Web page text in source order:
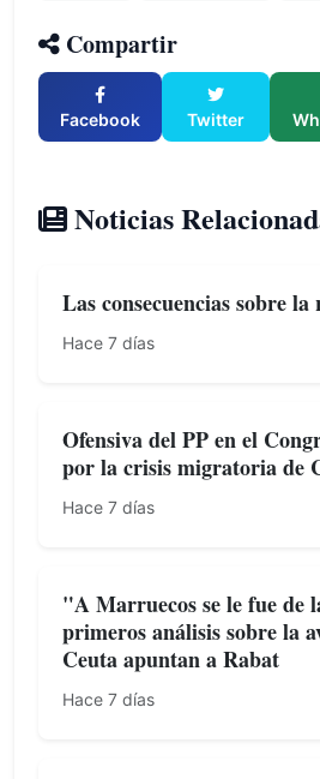
Compartir
Facebook Twitter
Noticias
Las consecuencias sobre
Hace 7 días
Ofensiva del PP en el
por la crisis migratoria de
Hace 7 días
"A Marruecos se le fue de
primeros análisis sobre la
Ceuta apuntan a Rabat
Hace 7 días